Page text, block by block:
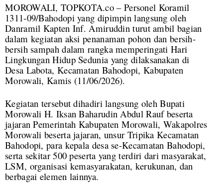
MOROWALI, TOPKOTA.co – Personel Koramil
1311-09/Bahodopi yang dipimpin langsung oleh
Danramil Kapten Inf. Amiruddin turut ambil bagian
dalam kegiatan aksi penanaman pohon dan bersih-
bersih sampah dalam rangka memperingati Hari
Lingkungan Hidup Sedunia yang dilaksanakan di
Desa Labota, Kecamatan Bahodopi, Kabupaten
Morowali, Kamis (11/06/2026).
Kegiatan tersebut dihadiri langsung oleh Bupati
Morowali H. Iksan Baharudin Abdul Rauf beserta
jajaran Pemerintah Kabupaten Morowali, Wakapolres
Morowali beserta jajaran, unsur Tripika Kecamatan
Bahodopi, para kepala desa se-Kecamatan Bahodopi,
serta sekitar 500 peserta yang terdiri dari masyarakat,
LSM, organisasi kemasyarakatan, kerukunan, dan
berbagai elemen lainnya.